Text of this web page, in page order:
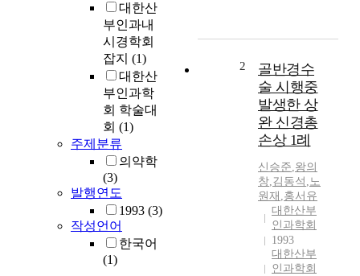
대한산
부인과내
시경학회
잡지 (1)
대한산
부인과학
회 학술대
회 (1)
주제분류
의약학
(3)
발행연도
1993 (3)
작성언어
한국어
(1)
2
골반경수
술 시행중
발생한 상
완 신경총
손상 1례
신승준,왕의
창,김동석 ,노
원재 ,홍서유
대한산부
인과학회
1993
대한산부
인과학회